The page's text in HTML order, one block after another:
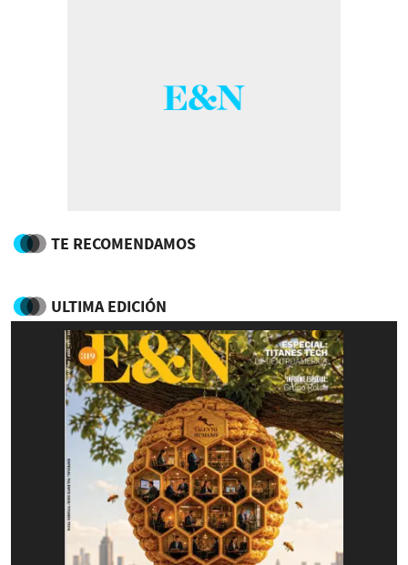
TE RECOMENDAMOS
ULTIMA EDICIÓN